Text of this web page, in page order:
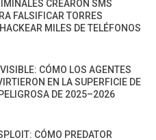
CREARON SMS
FALSIFICAR TORRES
MILES DE TELÉFONOS
CÓMO LOS AGENTES
EN LA SUPERFICIE DE
DE 2025–2026
CÓMO PREDATOR